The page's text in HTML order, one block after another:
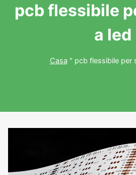
pcb flessibile
a led
Casa " pcb flessibile per